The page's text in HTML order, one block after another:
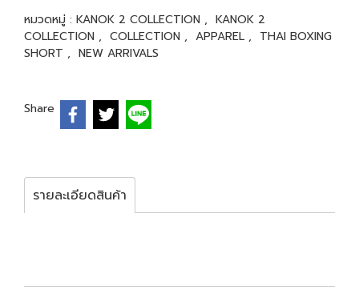
หมวดหมู่ : KANOK 2 COLLECTION , KANOK 2
COLLECTION , COLLECTION , APPAREL , THAI BOXING
SHORT , NEW ARRIVALS
Share
รายละเอียดสินค้า